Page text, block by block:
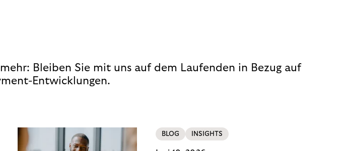
Bleiben Sie mit uns auf dem Laufenden in Bezug auf
Entwicklungen.
BLOG INSIGHTS